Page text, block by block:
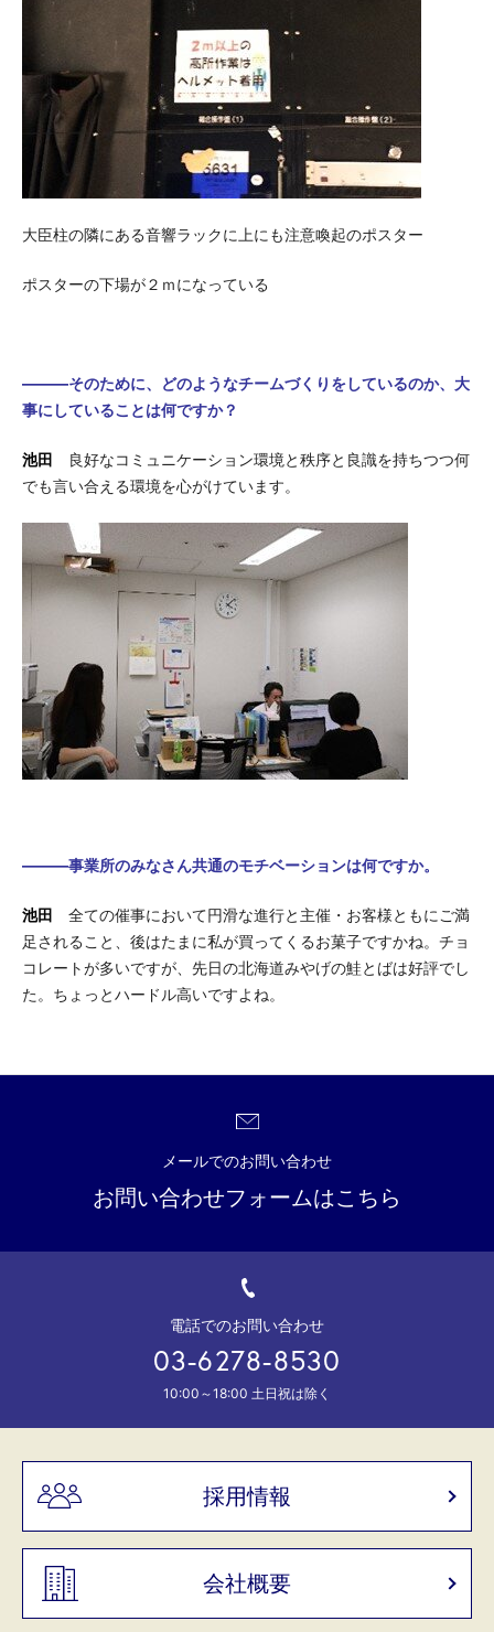
大臣柱の隣にある音響ラックに上にも注意喚起のポスター
ポスターの下場が２ｍになっている
―――そのために、どのようなチームづくりをしているのか、大
事にしていることは何ですか？
池田
良好なコミュニケーション環境と秩序と良識を持ちつつ何
でも言い合える環境を心がけています。
―――事業所のみなさん共通のモチベーションは何ですか。
池田 全ての催事において円滑な進行と主催・お客様ともにご満
足されること、後はたまに私が買ってくるお菓子ですかね。チョ
コレートが多いですが、先日の北海道みやげの鮭とばは好評でし
た。ちょっとハードル高いですよね。
メールでのお問い合わせ
お問い合わせフォームはこちら
電話でのお問い合わせ
03-6278-8530
10:00～18:00 土日祝は除く
採用情報
会社概要